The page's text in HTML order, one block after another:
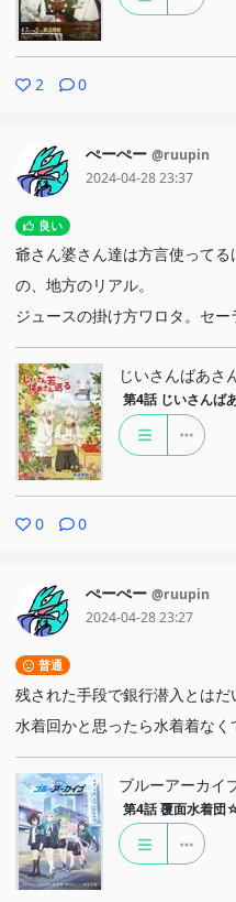
2 0
ぺーぺー @ruupin
2024-04-28 23:37
良い
爺さん婆さん達は方言使って
の、地方のリアル。
ジュースの掛け方ワロタ。セー
じいさんばあさ
第4話 じいさんば
0 0
ぺーぺー @ruupin
2024-04-28 23:27
普通
残された手段で銀行潜入とは
水着回かと思ったら水着着なく
ブルーアーカ
第4話 覆面水着団